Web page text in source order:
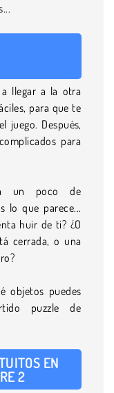
llegar a la otra
para que te
juego. Después,
para
un poco de
lo que parece...
huir de ti? ¿O
cerrada, o una
objetos puedes
puzzle de
EN
2